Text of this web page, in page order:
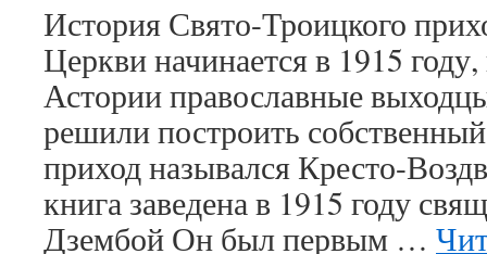
История Свято-Троицкого
Церкви начинается в 1915
Астории православные
решили построить
приход назывался Кресто-
книга заведена в 1915 году
Дзембой Он был первым …